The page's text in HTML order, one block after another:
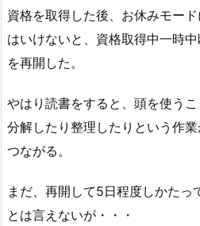
資格を取得した後、お休みモー
はいけないと、資格取得中一時
を再開した。
やはり読書をすると、頭を使う
分解したり整理したりという作
つながる。
まだ、再開して5日程度しかたっ
とは言えないが・・・